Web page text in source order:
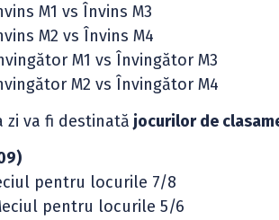
M1 vs Învins M3
M2 vs Învins M4
M1 vs Învingător M3
M2 vs Învingător M4
zi va fi destinată jocurilor de
pentru locurile 7/8
pentru locurile 5/6